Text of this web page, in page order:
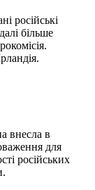
російські
більше
внесла в
для
російських